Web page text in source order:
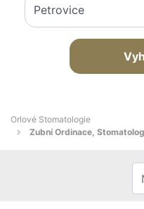
Orlové Stomatologie
Zubní Ordinace,